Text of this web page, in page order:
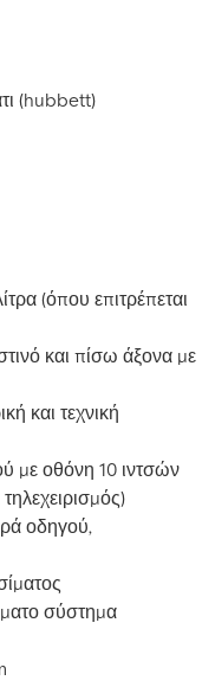
(hubbett)
(όπου επιτρέπεται
και πίσω άξονα με
και τεχνική
με οθόνη 10 ιντσών
οδηγού,
σύστημα